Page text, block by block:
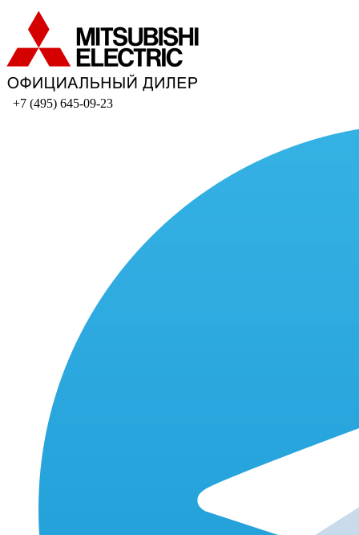
+7 (495) 645-09-23